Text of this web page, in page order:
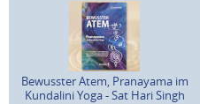
Bewusster Atem, Pranayama im
Kundalini Yoga - Sat Hari Singh